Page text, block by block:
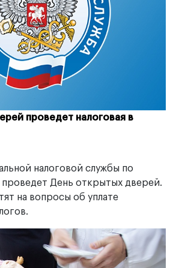
проведет налоговая в
налоговой службы по
День открытых дверей.
на вопросы об уплате